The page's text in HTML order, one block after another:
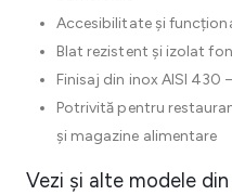
Accesibilitate și
Blat rezistent și izolat
Finisaj din inox AISI 430
Potrivită pentru
și magazine alimentare
Vezi și alte modele